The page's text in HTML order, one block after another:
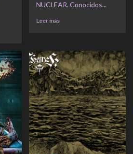
NUCLEAR. Conocidos...
Leer más